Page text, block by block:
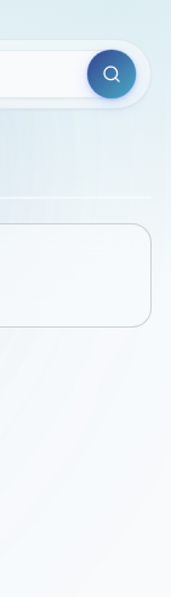
Buscar